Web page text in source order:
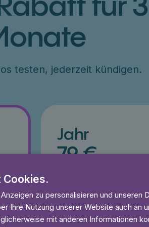
für 3
testen, jederzeit kündigen.
Jahr
79 €
Unbegrenzt lesen und
zu personalisieren und unseren
Ihre Nutzung unserer Website auch an
mit anderen Informationen